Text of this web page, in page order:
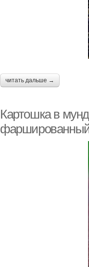
читать дальше →
Картошка в